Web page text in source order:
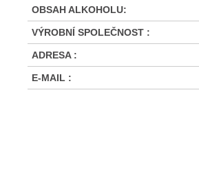
OBSAH ALKOHOLU:
VÝROBNÍ SPOLEČNOST :
ADRESA :
E-MAIL :